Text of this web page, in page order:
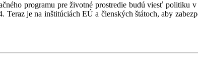
programu pre životné prostredie budú viesť politiku
je na inštitúciách EÚ a členských štátoch, aby